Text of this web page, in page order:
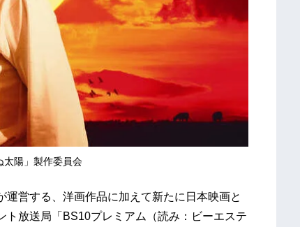
太陽」製作委員会
営する、洋画作品に加えて新たに日本映画と
放送局「BS10プレミアム（読み：ビーエステ